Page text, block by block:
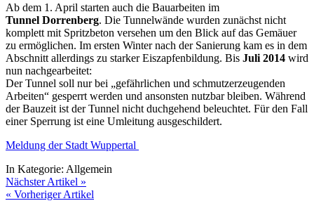
Ab dem 1. April starten auch die Bauarbeiten im
Tunnel Dorrenberg. Die Tunnelwände wurden zunächst nicht
komplett mit Spritzbeton versehen um den Blick auf das Gemäuer
zu ermöglichen. Im ersten Winter nach der Sanierung kam es in dem
Abschnitt allerdings zu starker Eiszapfenbildung. Bis Juli 2014 wird
nun nachgearbeitet:
Der Tunnel soll nur bei „gefährlichen und schmutzerzeugenden
Arbeiten“ gesperrt werden und ansonsten nutzbar bleiben. Während
der Bauzeit ist der Tunnel nicht duchgehend beleuchtet. Für den Fall
einer Sperrung ist eine Umleitung ausgeschildert.
Meldung der Stadt Wuppertal
In Kategorie: Allgemein
Nächster Artikel »
« Vorheriger Artikel